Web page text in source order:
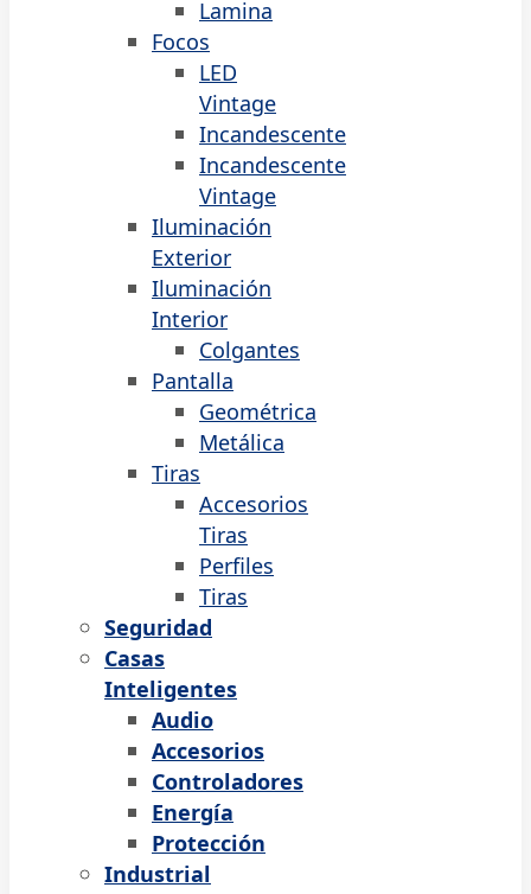
Lamina
Focos
LED
Vintage
Incandescente
Incandescente
Vintage
Iluminación
Exterior
Iluminación
Interior
Colgantes
Pantalla
Geométrica
Metálica
Tiras
Accesorios
Tiras
Perfiles
Tiras
Seguridad
Casas
Inteligentes
Audio
Accesorios
Controladores
Energía
Protección
Industrial